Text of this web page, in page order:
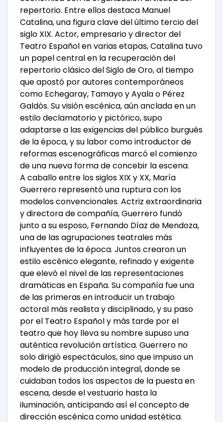
repertorio. Entre ellos destaca Manuel
Catalina, una figura clave del último tercio del
siglo XIX. Actor, empresario y director del
Teatro Español en varias etapas, Catalina tuvo
un papel central en la recuperación del
repertorio clásico del Siglo de Oro, al tiempo
que apostó por autores contemporáneos
como Echegaray, Tamayo y Ayala o Pérez
Galdós. Su visión escénica, aún anclada en un
estilo declamatorio y pictórico, supo
adaptarse a las exigencias del público burgués
de la época, y su labor como introductor de
reformas escenográficas marcó el comienzo
de una nueva forma de concebir la escena.
A caballo entre los siglos XIX y XX, María
Guerrero representó una ruptura con los
modelos convencionales. Actriz extraordinaria
y directora de compañía, Guerrero fundó
junto a su esposo, Fernando Díaz de Mendoza,
una de las agrupaciones teatrales más
influyentes de la época. Juntos crearon un
estilo escénico elegante, refinado y exigente
que elevó el nivel de las representaciones
dramáticas en España. Su compañía fue una
de las primeras en introducir un trabajo
actoral más realista y disciplinado, y su paso
por el Teatro Español y más tarde por el
teatro que hoy lleva su nombre supuso una
auténtica revolución artística. Guerrero no
solo dirigió espectáculos, sino que impuso un
modelo de producción integral, donde se
cuidaban todos los aspectos de la puesta en
escena, desde el vestuario hasta la
iluminación, anticipando así el concepto de
dirección escénica como unidad estética.